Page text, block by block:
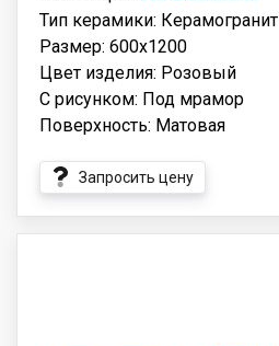
Тип керамики: Керамогранит
Размер: 600x1200
Цвет изделия: Розовый
С рисунком: Под мрамор
Поверхность: Матовая
Запросить цену